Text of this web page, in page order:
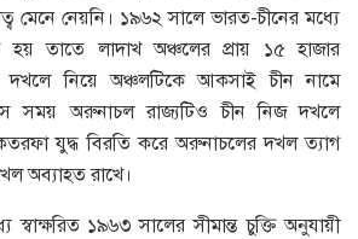
মেনে নেয়নি। ১৯৬২ সালে ভারত-চীনের মধ্যে
হয় তাতে লাদাখ অঞ্চলের প্রায় ১৫ হাজার
দখলে নিয়ে অঞ্চলটিকে আকসাই চীন নামে
সময় অরুনাচল রাজ্যটিও চীন নিজ দখলে
যুদ্ধ বিরতি করে অরুনাচলের দখল ত্যাগ
অব্যাহত রাখে।
স্বাক্ষরিত ১৯৬৩ সালের সীমান্ত চুক্তি অনুযায়ী